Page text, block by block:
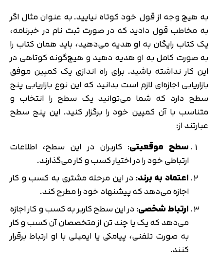
به هیچ وجه از قول خود کوتاه نیایید. به عنوان مثال اگر
به مخاطب قول دادید که در صورت ثبت نام در خبرنامه،
یک کتاب رایگان به او هدیه می‌دهید، باید همان کتاب را
به صورت کامل به او هدیه دهید و هیچ‌گونه کوتاهی در
این کار نداشته باشید. برای راه اندازی یک کمپین موفق
بازاریابی اجازه‌ای لازم است بدانید که این نوع بازاریابی پنج
سطح دارد که شما می‌‎توانید یک سطح را انتخاب و
متناسب با آن کمپین خود را برگزار کنید. این پنج سطح
عبارتند از:
سطح موقعیتی: کاربران در این سطح، اطلاعات
ارتباطی خود را در اختیار کسب و کار می‌گذارند.
اعتماد به برند: در این مرحله مشتری به کسب و کار
اجازه می‌دهد که پیشنهاد خود را مطرح کند.
ارتباط شخصی: در این سطح کاربر به کسب و کار اجازه
می‌دهد که یک یا چند تن از متخصصان آن کسب و کار
به صورت تلفنی، پیامکی یا ایمیلی با او ارتباط برقرار
کنند.